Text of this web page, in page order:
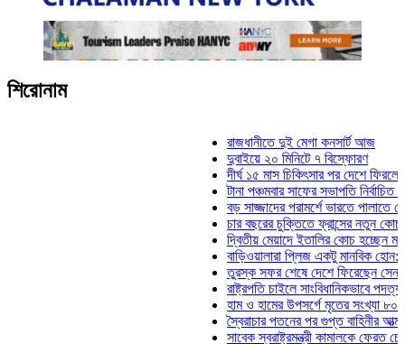
শিরোনাম
রাজধানীতে দুই মেগা কনসার্ট আজ
দুবাইয়ে ২০ মিনিটে ৭ বিস্ফোরণ
দীর্ঘ ১৫ মাস চিকিৎসার পর দেশে ফিরলেন
টানা পঞ্চমবার সাফের সভাপতি নির্বাচিত কাজী
বড় সাজ্জাদের পরামর্শে ভারতে পালাতে
চার বছরের চুক্তিতে ফ্রান্সের নতুন কোচ জিদান
দ্বিতীয় মেয়াদে ইতালির কোচ হচ্ছেন মানচিনি
বাড়িওয়ালারা প্লিজ একটু মানবিক হোন: মনিরা
তুরস্ক সফর শেষে দেশে ফিরেছেন সেনাপ্রধান
রাষ্ট্রপতি চাইলে সাংবিধানিকভাবে পদত্যাগ করতে
হাম ও হামের উপসর্গে মৃতের সংখ্যা ৮০০ ছাড়াল
স্বৈরাচার পতনের পর গুপ্ত বাহিনীর আত্মপ্রকাশ:
সাবেক স্বরাষ্ট্রমন্ত্রী কামালকে ফেরত চেয়ে